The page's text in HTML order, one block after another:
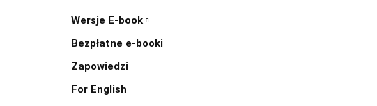
Wersje E-book
Bezpłatne e-booki
Zapowiedzi
For English